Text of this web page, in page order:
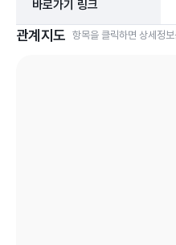
바로가기 링크
관계지도 항목을 클릭하면 상세정